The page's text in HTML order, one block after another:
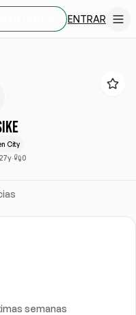
ENTRAR
City
27y· 0
semanas